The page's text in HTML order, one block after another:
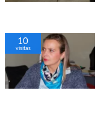
10
visitas